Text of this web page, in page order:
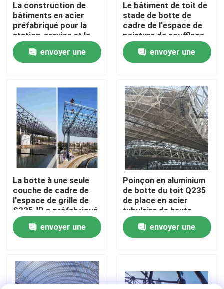
Produits
Au sujet de nous
Contrôle de qualité
Contactez-nous
Nouvelles
Cas
Botte de cadre de l'espace
La construction de
bâtiments en acier
préfabriqué pour la
station-service et le
soudage des
bâtiments sportifs en
Amérique du Sud
envoyer une
Le bâtiment de toit de
stade de botte de
cadre de l'espace de
peinture de soufflage
de sable a adapté aux
besoins du client
envoyer une
La botte à une seule
couche de cadre de
l'espace de grille de
S235JR a préfabriqué
le toit de gigaoctet
envoyer une
Poinçon en aluminium
de botte du toit Q235
de place en acier
tubulaire de haute
résistance de botte
envoyer une